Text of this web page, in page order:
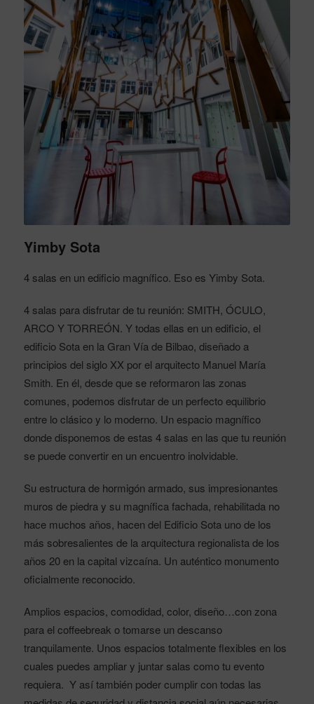
Yimby Sota
4 salas en un edificio magnífico. Eso es Yimby Sota.
4 salas para disfrutar de tu reunión: SMITH, ÓCULO,
ARCO Y TORREÓN. Y todas ellas en un edificio, el
edificio Sota en la Gran Vía de Bilbao, diseñado a
principios del siglo XX por el arquitecto Manuel María
Smith. En él, desde que se reformaron las zonas
comunes, podemos disfrutar de un perfecto equilibrio
entre lo clásico y lo moderno. Un espacio magnífico
donde disponemos de estas 4 salas en las que tu reunión
se puede convertir en un encuentro inolvidable.
Su estructura de hormigón armado, sus impresionantes
muros de piedra y su magnífica fachada, rehabilitada no
hace muchos años, hacen del Edificio Sota uno de los
más sobresalientes de la arquitectura regionalista de los
años 20 en la capital vizcaína. Un auténtico monumento
oficialmente reconocido.
Amplios espacios, comodidad, color, diseño…con zona
para el coffeebreak o tomarse un descanso
tranquilamente. Unos espacios totalmente flexibles en los
cuales puedes ampliar y juntar salas como tu evento
requiera. Y así también poder cumplir con todas las